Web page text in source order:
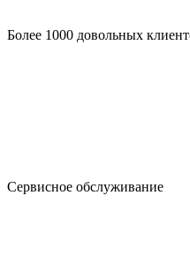
Более 1000 довольных
Сервисное обслуживание